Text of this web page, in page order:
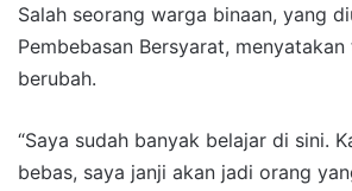
Salah seorang warga binaan, yang
Pembebasan Bersyarat,
berubah.
“Saya sudah banyak belajar di sini.
bebas, saya janji akan jadi orang